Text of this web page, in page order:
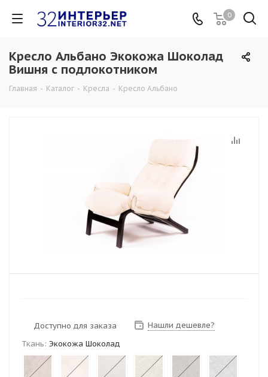
0
Кресло Альбано Экокожа Шоколад
Вишня с подлокотником
Главная - Каталог - Кресла - Кресло Альбано
Доступно для заказа
Нашли дешевле?
Ткань: Экокожа Шоколад